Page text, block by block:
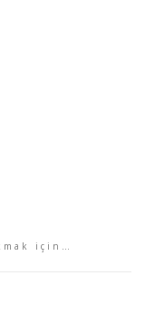
için…